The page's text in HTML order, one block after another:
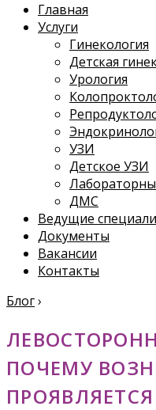
Главная
Услуги
Гинекология
Детская
Урология
УЗИ
Детское УЗИ
ДМС
Ведущие
Документы
Вакансии
Контакты
Блог›
ПОЧЕМУ